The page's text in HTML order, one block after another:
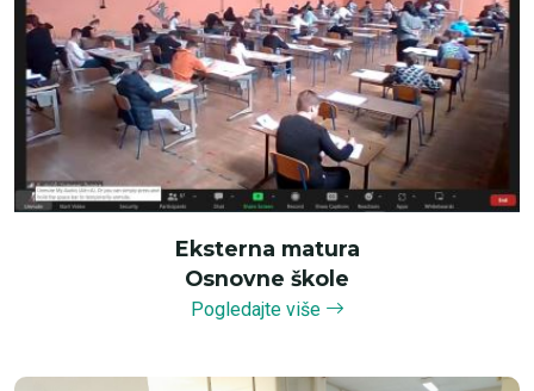
Eksterna matura
Osnovne škole
Pogledajte više